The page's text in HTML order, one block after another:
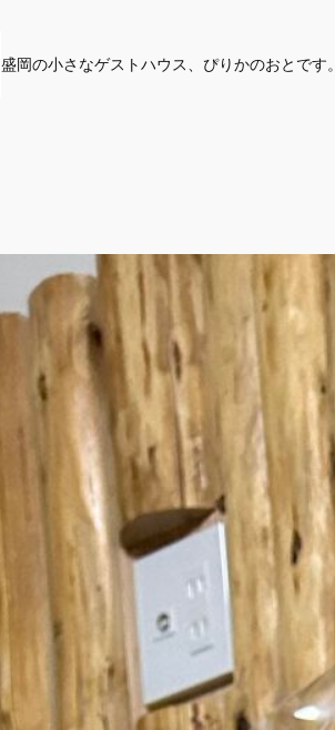
盛岡の小さなゲストハウス、ぴりかのおとです。